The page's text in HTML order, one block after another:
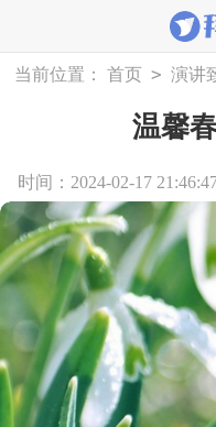
当前位置： 首页 > 演讲
温馨
时间：2024-02-17